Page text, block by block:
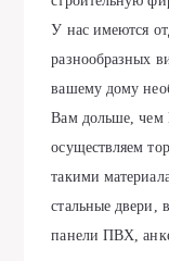
У нас имеются
разнообразных
вашему дому
Вам дольше, чем
осуществляем
такими
стальные двери,
панели ПВХ,